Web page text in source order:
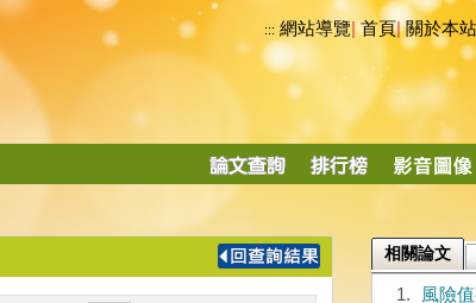
::: 網站導覽|首頁|關於本站
導
相關論文
1.
風險